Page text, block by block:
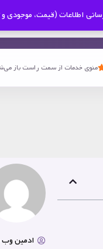
اطلاعات (قیمت، موجودی
منوی خدمات از سمت راست باز
ادمین